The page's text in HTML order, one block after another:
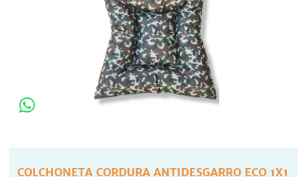
COLCHONETA CORDURA ANTIDESGARRO ECO 1X1